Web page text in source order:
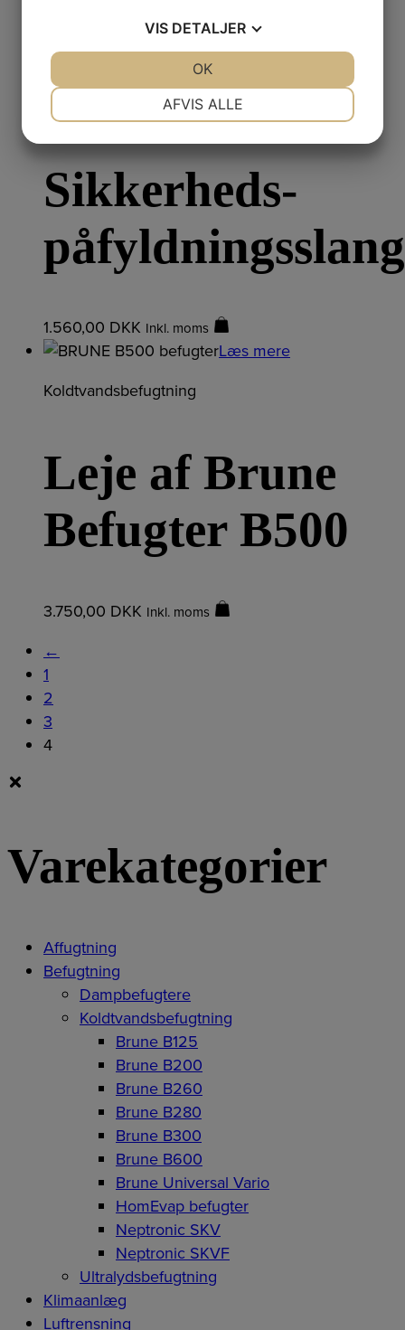
Sikkerheds-
1.560,00 DKK Inkl. moms
Læs mere
Koldtvandsbefugtning
Leje af Brune
Befugter B500
3.750,00 DKK Inkl. moms
←
1
2
3
4
Varekategorier
Affugtning
Befugtning
Dampbefugtere
Koldtvandsbefugtning
Brune B125
Brune B200
Brune B260
Brune B280
Brune B300
Brune B600
Brune Universal Vario
HomEvap befugter
Neptronic SKV
Neptronic SKVF
Ultralydsbefugtning
Klimaanlæg
Luftrensning
VIS DETALJER
AFVIS ALLE
OK